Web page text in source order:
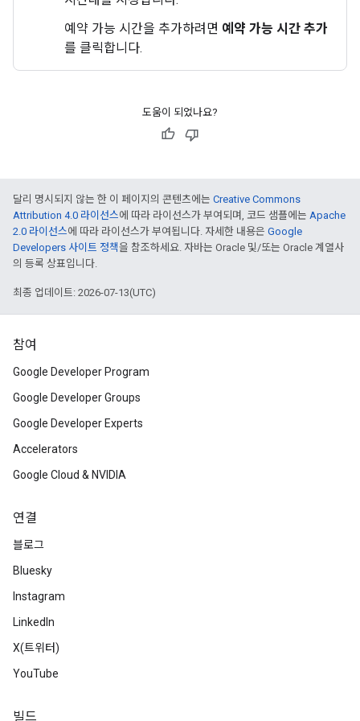
예약 가능 시간을 추가하려면 예약 가능 시간 추가
를 클릭합니다.
도움이 되었나요?
달리 명시되지 않는 한 이 페이지의 콘텐츠에는 Creative Commons
Attribution 4.0 라이선스에 따라 라이선스가 부여되며, 코드 샘플에는 Apache
2.0 라이선스에 따라 라이선스가 부여됩니다. 자세한 내용은 Google
Developers 사이트 정책을 참조하세요. 자바는 Oracle 및/또는 Oracle 계열사
의 등록 상표입니다.
최종 업데이트: 2026-07-13(UTC)
참여
Google Developer Program
Google Developer Groups
Google Developer Experts
Accelerators
Google Cloud & NVIDIA
연결
블로그
Bluesky
Instagram
LinkedIn
X(트위터)
YouTube
빌드